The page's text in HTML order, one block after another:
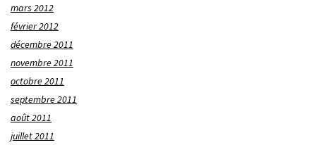
mars 2012
février 2012
décembre 2011
novembre 2011
octobre 2011
septembre 2011
août 2011
juillet 2011